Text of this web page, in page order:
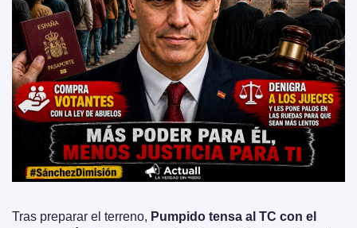
Tras preparar el terreno, Pumpido tensa al TC con el